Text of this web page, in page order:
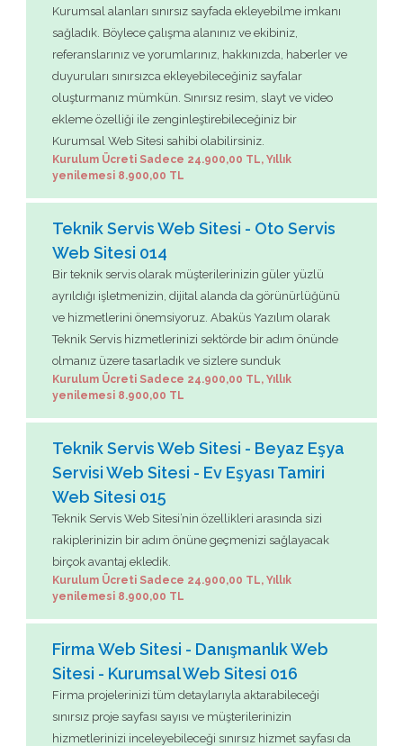
Kurumsal alanları sınırsız sayfada ekleyebilme imkanı
sağladık. Böylece çalışma alanınız ve ekibiniz,
referanslarınız ve yorumlarınız, hakkınızda, haberler ve
duyuruları sınırsızca ekleyebileceğiniz sayfalar
oluşturmanız mümkün. Sınırsız resim, slayt ve video
ekleme özelliği ile zenginleştirebileceğiniz bir
Kurumsal Web Sitesi sahibi olabilirsiniz.
Kurulum Ücreti Sadece 24.900,00 TL, Yıllık
yenilemesi 8.900,00 TL
Teknik Servis Web Sitesi - Oto Servis
Web Sitesi 014
Bir teknik servis olarak müşterilerinizin güler yüzlü
ayrıldığı işletmenizin, dijital alanda da görünürlüğünü
ve hizmetlerini önemsiyoruz. Abaküs Yazılım olarak
Teknik Servis hizmetlerinizi sektörde bir adım önünde
olmanız üzere tasarladık ve sizlere sunduk
Kurulum Ücreti Sadece 24.900,00 TL, Yıllık
yenilemesi 8.900,00 TL
Teknik Servis Web Sitesi - Beyaz Eşya
Servisi Web Sitesi - Ev Eşyası Tamiri
Web Sitesi 015
Teknik Servis Web Sitesi’nin özellikleri arasında sizi
rakiplerinizin bir adım önüne geçmenizi sağlayacak
birçok avantaj ekledik.
Kurulum Ücreti Sadece 24.900,00 TL, Yıllık
yenilemesi 8.900,00 TL
Firma Web Sitesi - Danışmanlık Web
Sitesi - Kurumsal Web Sitesi 016
Firma projelerinizi tüm detaylarıyla aktarabileceği
sınırsız proje sayfası sayısı ve müşterilerinizin
hizmetlerinizi inceleyebileceği sınırsız hizmet sayfası da